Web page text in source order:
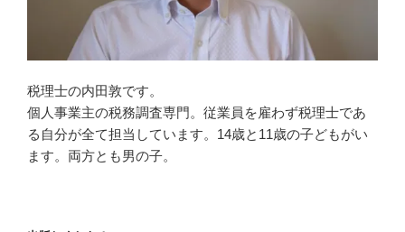
税理士の内田敦です。
個人事業主の税務調査専門。従業員を雇わず税理士であ
る自分が全て担当しています。14歳と11歳の子どもがい
ます。両方とも男の子。